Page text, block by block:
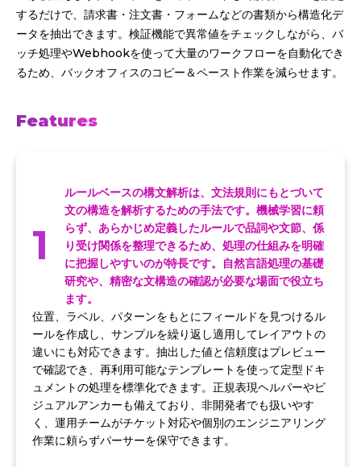
するだけで、請求書・注文書・フォームなどの書類から構造化デ
ータを抽出できます。検証機能で異常値をチェックしながら、バ
ッチ処理やWebhookを使って大量のワークフローを自動化でき
るため、バックオフィスのコピー＆ペースト作業を減らせます。
Features
1
ルールベースの構文解析は、文法規則にもとづいて
文の構造を解析するための手法です。機械学習に頼
らず、あらかじめ定義したルールで品詞や文節、係
り受け関係を整理できるため、処理の仕組みを明確
に把握しやすいのが特長です。自然言語処理の基礎
研究や、精密な文構造の確認が必要な場面で役立ち
ます。
位置、ラベル、パターンをもとにフィールドを見つけるル
ールを作成し、サンプルを繰り返し適用してレイアウトの
違いにも対応できます。抽出した値と信頼度はプレビュー
で確認でき、再利用可能なテンプレートを使って定型ドキ
ュメントの処理を標準化できます。正規表現ヘルパーやビ
ジュアルアンカーも備えており、非開発者でも扱いやす
く、運用チームがチケット対応や個別のエンジニアリング
作業に頼らずパーサーを保守できます。